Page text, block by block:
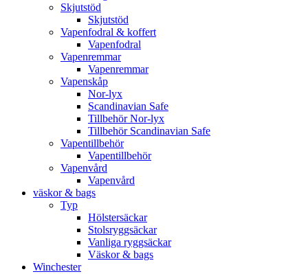
Skjutstöd
Skjutstöd
Vapenfodral & koffert
Vapenfodral
Vapenremmar
Vapenremmar
Vapenskåp
Nor-lyx
Scandinavian Safe
Tillbehör Nor-lyx
Tillbehör Scandinavian Safe
Vapentillbehör
Vapentillbehör
Vapenvård
Vapenvård
väskor & bags
Typ
Hölstersäckar
Stolsryggsäckar
Vanliga ryggsäckar
Väskor & bags
Winchester